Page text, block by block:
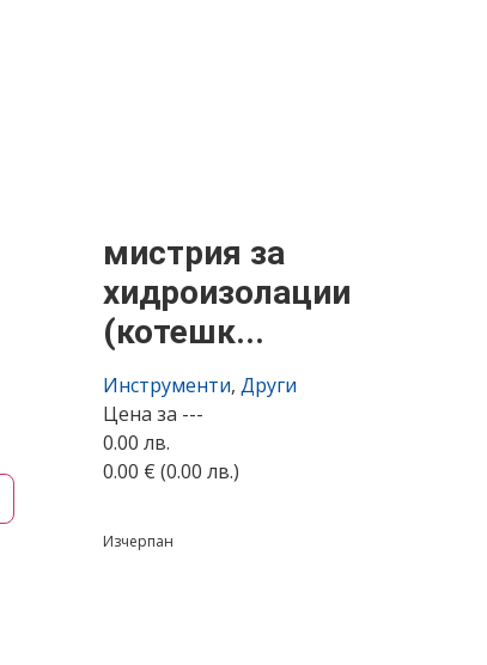
мистрия за
хидроизолации
(котешк...
Инструменти, Други
Цена за ---
0.00 лв.
0.00 € (0.00 лв.)
Изчерпан